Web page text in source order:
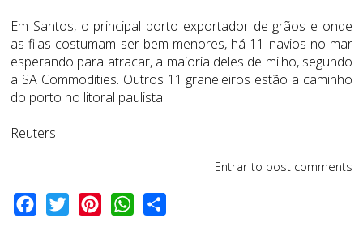
Em Santos, o principal porto exportador de grãos e onde
as filas costumam ser bem menores, há 11 navios no mar
esperando para atracar, a maioria deles de milho, segundo
a SA Commodities. Outros 11 graneleiros estão a caminho
do porto no litoral paulista.
Reuters
Entrar to post comments
Facebook
Twitter PinterestWhatsApp